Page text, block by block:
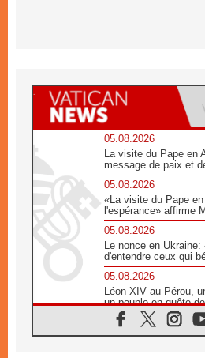
05.08.2026
La visite du Pape en
message de paix et
05.08.2026
«La visite du Pape
l'espérance» affirme
05.08.2026
Le nonce en
d'entendre ceux qui
05.08.2026
Léon XIV au Pérou,
un peuple en quête
05.08.2026
SCEAM: L'Église en